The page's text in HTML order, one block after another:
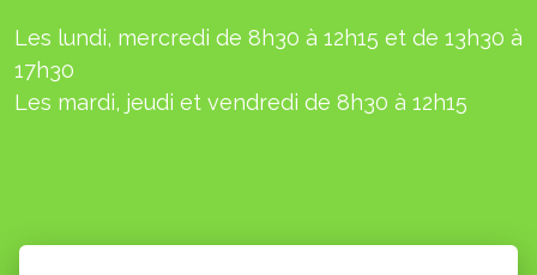
Les lundi, mercredi de 8h30 à 12h15 et de 13h30 à
17h30
L es mardi, jeudi et vendredi de 8h30 à 12h15